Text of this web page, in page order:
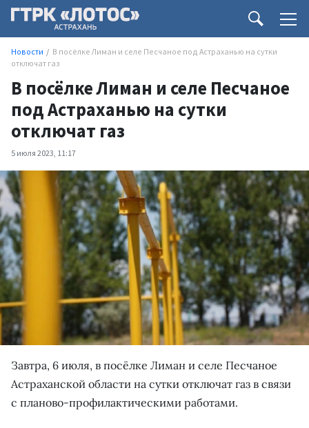
Новости
В посёлке Лиман и селе Песчаное под Астраханью на сутки
отключат газ
В посёлке Лиман и селе Песчаное
под Астраханью на сутки
отключат газ
5 июля 2023, 11:17
Завтра, 6 июля, в посёлке Лиман и селе Песчаное
Астраханской области на сутки отключат газ в связи
с планово-профилактическими работами.